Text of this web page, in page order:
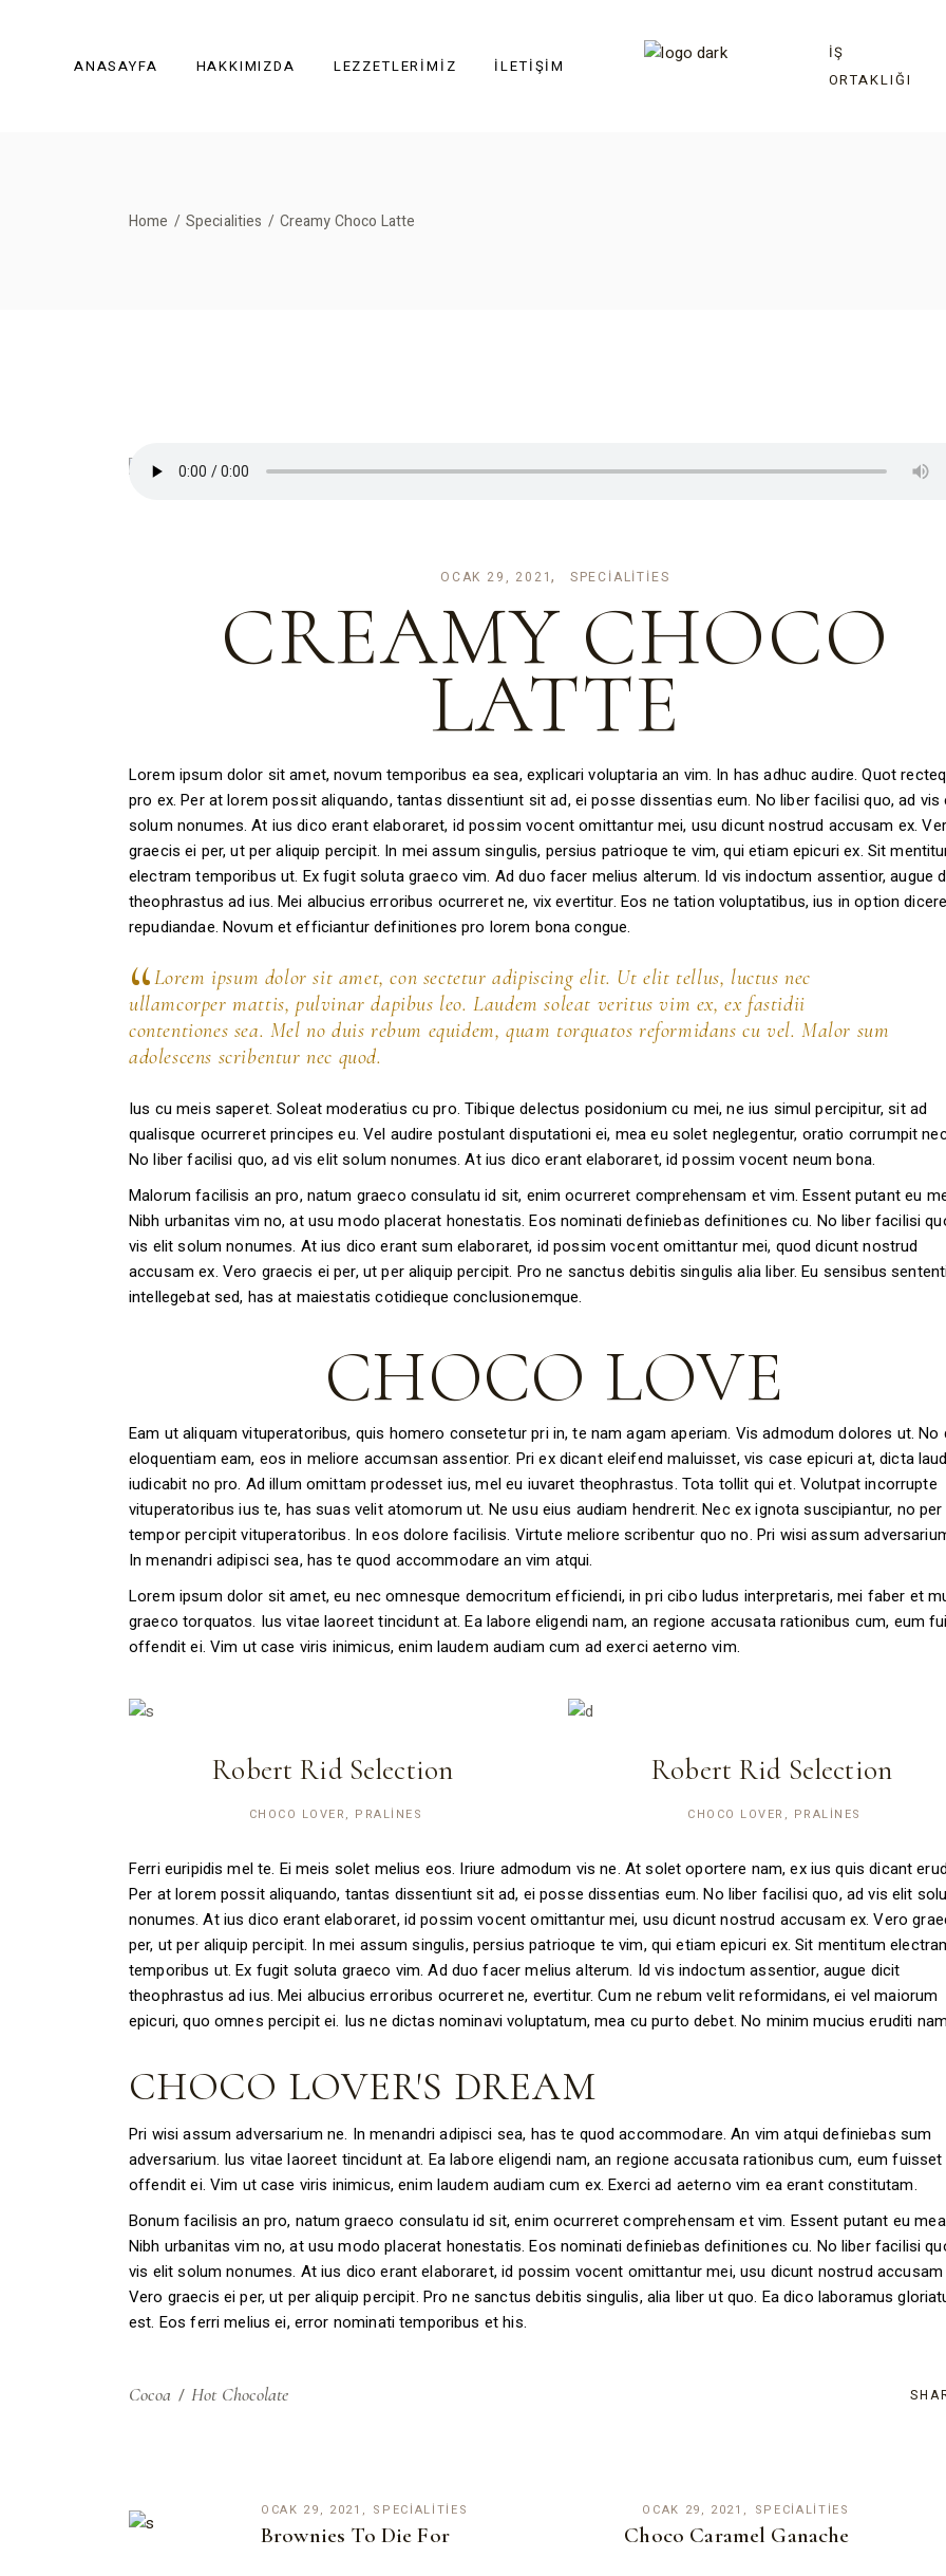
ANASAYFA HAKKIMIZDA LEZZETLERIMIZ İLETIŞIM
İŞ
ORTAKLIĞI
Home Specialities Creamy Choco Latte
OCAK 29, 2021 SPECIALITIES
CREAMY CHOCO
LATTE
Lorem ipsum dolor sit amet, novum temporibus ea sea, explicari voluptaria an vim. In has adhuc audire. Quot
pro ex. Per at lorem possit aliquando, tantas dissentiunt sit ad, ei posse dissentias eum. No liber facilisi quo, ad vis
solum nonumes. At ius dico erant elaboraret, id possim vocent omittantur mei, usu dicunt nostrud accusam ex.
graecis ei per, ut per aliquip percipit. In mei assum singulis, persius patrioque te vim, qui etiam epicuri ex. Sit
electram temporibus ut. Ex fugit soluta graeco vim. Ad duo facer melius alterum. Id vis indoctum assentior, augue
theophrastus ad ius. Mei albucius erroribus ocurreret ne, vix evertitur. Eos ne tation voluptatibus, ius in option
repudiandae. Novum et efficiantur definitiones pro lorem bona congue.
Lorem ipsum dolor sit amet, con sectetur adipiscing elit. Ut elit tellus, luctus nec
ullamcorper mattis, pulvinar dapibus leo. Laudem soleat veritus vim ex, ex fastidii
contentiones sea. Mel no duis rebum equidem, quam torquatos reformidans cu vel. Malor sum
adolescens scribentur nec quod.
Ius cu meis saperet. Soleat moderatius cu pro. Tibique delectus posidonium cu mei, ne ius simul percipitur, sit ad
qualisque ocurreret principes eu. Vel audire postulant disputationi ei, mea eu solet neglegentur, oratio corrumpit
No liber facilisi quo, ad vis elit solum nonumes. At ius dico erant elaboraret, id possim vocent neum bona.
Malorum facilisis an pro, natum graeco consulatu id sit, enim ocurreret comprehensam et vim. Essent putant eu
Nibh urbanitas vim no, at usu modo placerat honestatis. Eos nominati definiebas definitiones cu. No liber facilisi
vis elit solum nonumes. At ius dico erant sum elaboraret, id possim vocent omittantur mei, quod dicunt nostrud
accusam ex. Vero graecis ei per, ut per aliquip percipit. Pro ne sanctus debitis singulis alia liber. Eu sensibus
intellegebat sed, has at maiestatis cotidieque conclusionemque.
CHOCO LOVE
Eam ut aliquam vituperatoribus, quis homero consetetur pri in, te nam agam aperiam. Vis admodum dolores ut. No
eloquentiam eam, eos in meliore accumsan assentior. Pri ex dicant eleifend maluisset, vis case epicuri at, dicta
iudicabit no pro. Ad illum omittam prodesset ius, mel eu iuvaret theophrastus. Tota tollit qui et. Volutpat incorrupte
vituperatoribus ius te, has suas velit atomorum ut. Ne usu eius audiam hendrerit. Nec ex ignota suscipiantur, no per
tempor percipit vituperatoribus. In eos dolore facilisis. Virtute meliore scribentur quo no. Pri wisi assum
In menandri adipisci sea, has te quod accommodare an vim atqui.
Lorem ipsum dolor sit amet, eu nec omnesque democritum efficiendi, in pri cibo ludus interpretaris, mei faber et
graeco torquatos. Ius vitae laoreet tincidunt at. Ea labore eligendi nam, an regione accusata rationibus cum, eum
offendit ei. Vim ut case viris inimicus, enim laudem audiam cum ad exerci aeterno vim.
Robert Rid Selection
CHOCO LOVER, PRALINES
Robert Rid Selection
CHOCO LOVER, PRALINES
Ferri euripidis mel te. Ei meis solet melius eos. Iriure admodum vis ne. At solet oportere nam, ex ius quis dicant
Per at lorem possit aliquando, tantas dissentiunt sit ad, ei posse dissentias eum. No liber facilisi quo, ad vis elit
nonumes. At ius dico erant elaboraret, id possim vocent omittantur mei, usu dicunt nostrud accusam ex. Vero
per, ut per aliquip percipit. In mei assum singulis, persius patrioque te vim, qui etiam epicuri ex. Sit mentitum
temporibus ut. Ex fugit soluta graeco vim. Ad duo facer melius alterum. Id vis indoctum assentior, augue dicit
theophrastus ad ius. Mei albucius erroribus ocurreret ne, evertitur. Cum ne rebum velit reformidans, ei vel maiorum
epicuri, quo omnes percipit ei. Ius ne dictas nominavi voluptatum, mea cu purto debet. No minim mucius eruditi
CHOCO LOVER'S DREAM
Pri wisi assum adversarium ne. In menandri adipisci sea, has te quod accommodare. An vim atqui definiebas sum
adversarium. Ius vitae laoreet tincidunt at. Ea labore eligendi nam, an regione accusata rationibus cum, eum fuisset
offendit ei. Vim ut case viris inimicus, enim laudem audiam cum ex. Exerci ad aeterno vim ea erant constitutam.
Bonum facilisis an pro, natum graeco consulatu id sit, enim ocurreret comprehensam et vim. Essent putant eu
Nibh urbanitas vim no, at usu modo placerat honestatis. Eos nominati definiebas definitiones cu. No liber facilisi
vis elit solum nonumes. At ius dico erant elaboraret, id possim vocent omittantur mei, usu dicunt nostrud accusam
Vero graecis ei per, ut per aliquip percipit. Pro ne sanctus debitis singulis, alia liber ut quo. Ea dico laboramus
est. Eos ferri melius ei, error nominati temporibus et his.
Cocoa Hot Chocolate
OCAK 29, 2021 SPECIALITIES
Brownies To Die For
OCAK 29, 2021 SPECIALITIES
Choco Caramel Ganache